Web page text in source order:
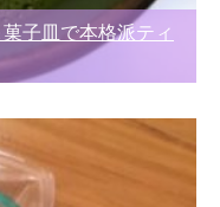
子皿で本格派ティ